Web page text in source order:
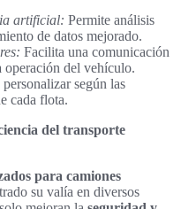
artificial: Permite análisis
de datos mejorado.
Facilita una comunicación
operación del vehículo.
personalizar según las
cada flota.
del transporte
para camiones
su valía en diversos